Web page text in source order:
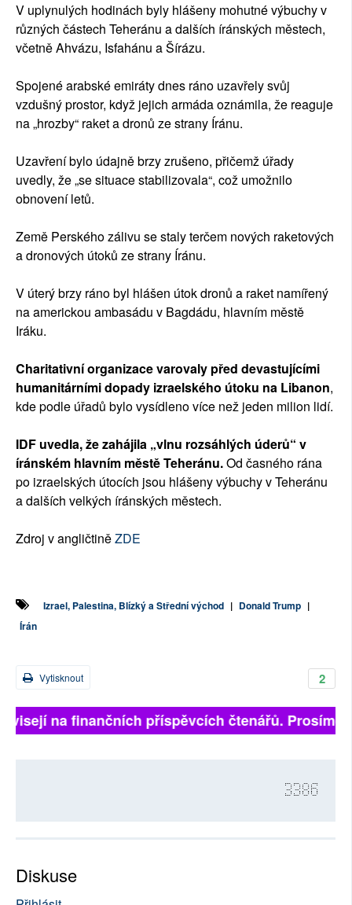
V uplynulých hodinách byly hlášeny mohutné výbuchy v
různých částech Teheránu a dalších íránských městech,
včetně Ahvázu, Isfahánu a Šírázu.
Spojené arabské emiráty dnes ráno uzavřely svůj
vzdušný prostor, když jejich armáda oznámila, že reaguje
na „hrozby“ raket a dronů ze strany Íránu.
Uzavření bylo údajně brzy zrušeno, přičemž úřady
uvedly, že „se situace stabilizovala“, což umožnilo
obnovení letů.
Země Perského zálivu se staly terčem nových raketových
a dronových útoků ze strany Íránu.
V úterý brzy ráno byl hlášen útok dronů a raket namířený
na americkou ambasádu v Bagdádu, hlavním městě
Iráku.
Charitativní organizace varovaly před devastujícími
humanitárními dopady izraelského útoku na Libanon,
kde podle úřadů bylo vysídleno více než jeden milion lidí.
IDF uvedla, že zahájila „vlnu rozsáhlých úderů“ v
íránském hlavním městě Teheránu.Od časného rána
po izraelských útocích jsou hlášeny výbuchy v Teheránu
a dalších velkých íránských městech.
Zdroj v angličtiněZDE
Izrael, Palestina, Blízký a Střední východ | Donald Trump |
Írán
2
Vytisknout
na finančních příspěvcích čtenářů. Prosíme,
3386
Diskuse